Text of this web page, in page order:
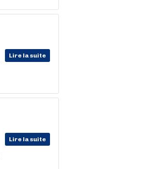
Lire la suite
Lire la suite